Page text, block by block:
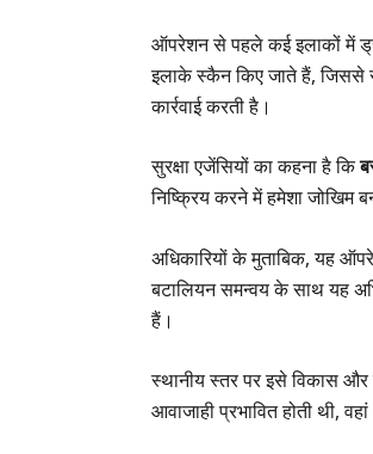
ऑपरेशन से पहले कई इलाकों में
इलाके स्कैन किए जाते हैं, जिससे
कार्रवाई करती है।
सुरक्षा एजेंसियों का कहना है कि
निष्क्रिय करने में हमेशा जोखिम
अधिकारियों के मुताबिक, यह
बटालियन समन्वय के साथ यह
हैं।
स्थानीय स्तर पर इसे विकास और
आवाजाही प्रभावित होती थी,